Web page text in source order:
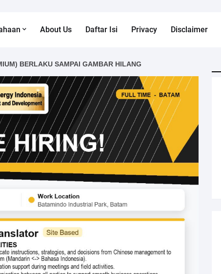
About Us Daftar Isi Privacy Disclaimer
BERLAKU SAMPAI GAMBAR HILANG